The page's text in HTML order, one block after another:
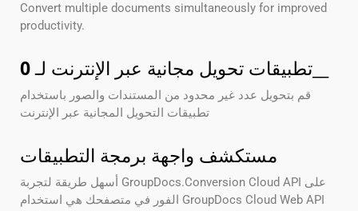
Convert multiple documents simultaneously for improved
productivity.
تطبيقات تحويل مجانية عبر الإنترنت لـ0
قم بتحويل عدد غير محدود من المستندات والصور باستخدام
تطبيقات التحويل المجانية عبر الإنترنت
مستكشف واجهة برمجة التطبيقات
أسهل طريقة لتجربة GroupDocs.Conversion Cloud API على
الفور في متصفحك هي استخدام GroupDocs Cloud Web API